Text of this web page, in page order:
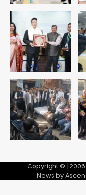
5
1
2
Copyright ©
News by